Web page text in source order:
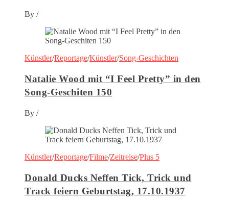
By /
Künstler/Reportage/Künstler/Song-Geschichten
Natalie Wood mit “I Feel Pretty” in den
Song-Geschiten 150
By /
Künstler/Reportage/Filme/Zeitreise/Plus 5
Donald Ducks Neffen Tick, Trick und
Track feiern Geburtstag, 17.10.1937